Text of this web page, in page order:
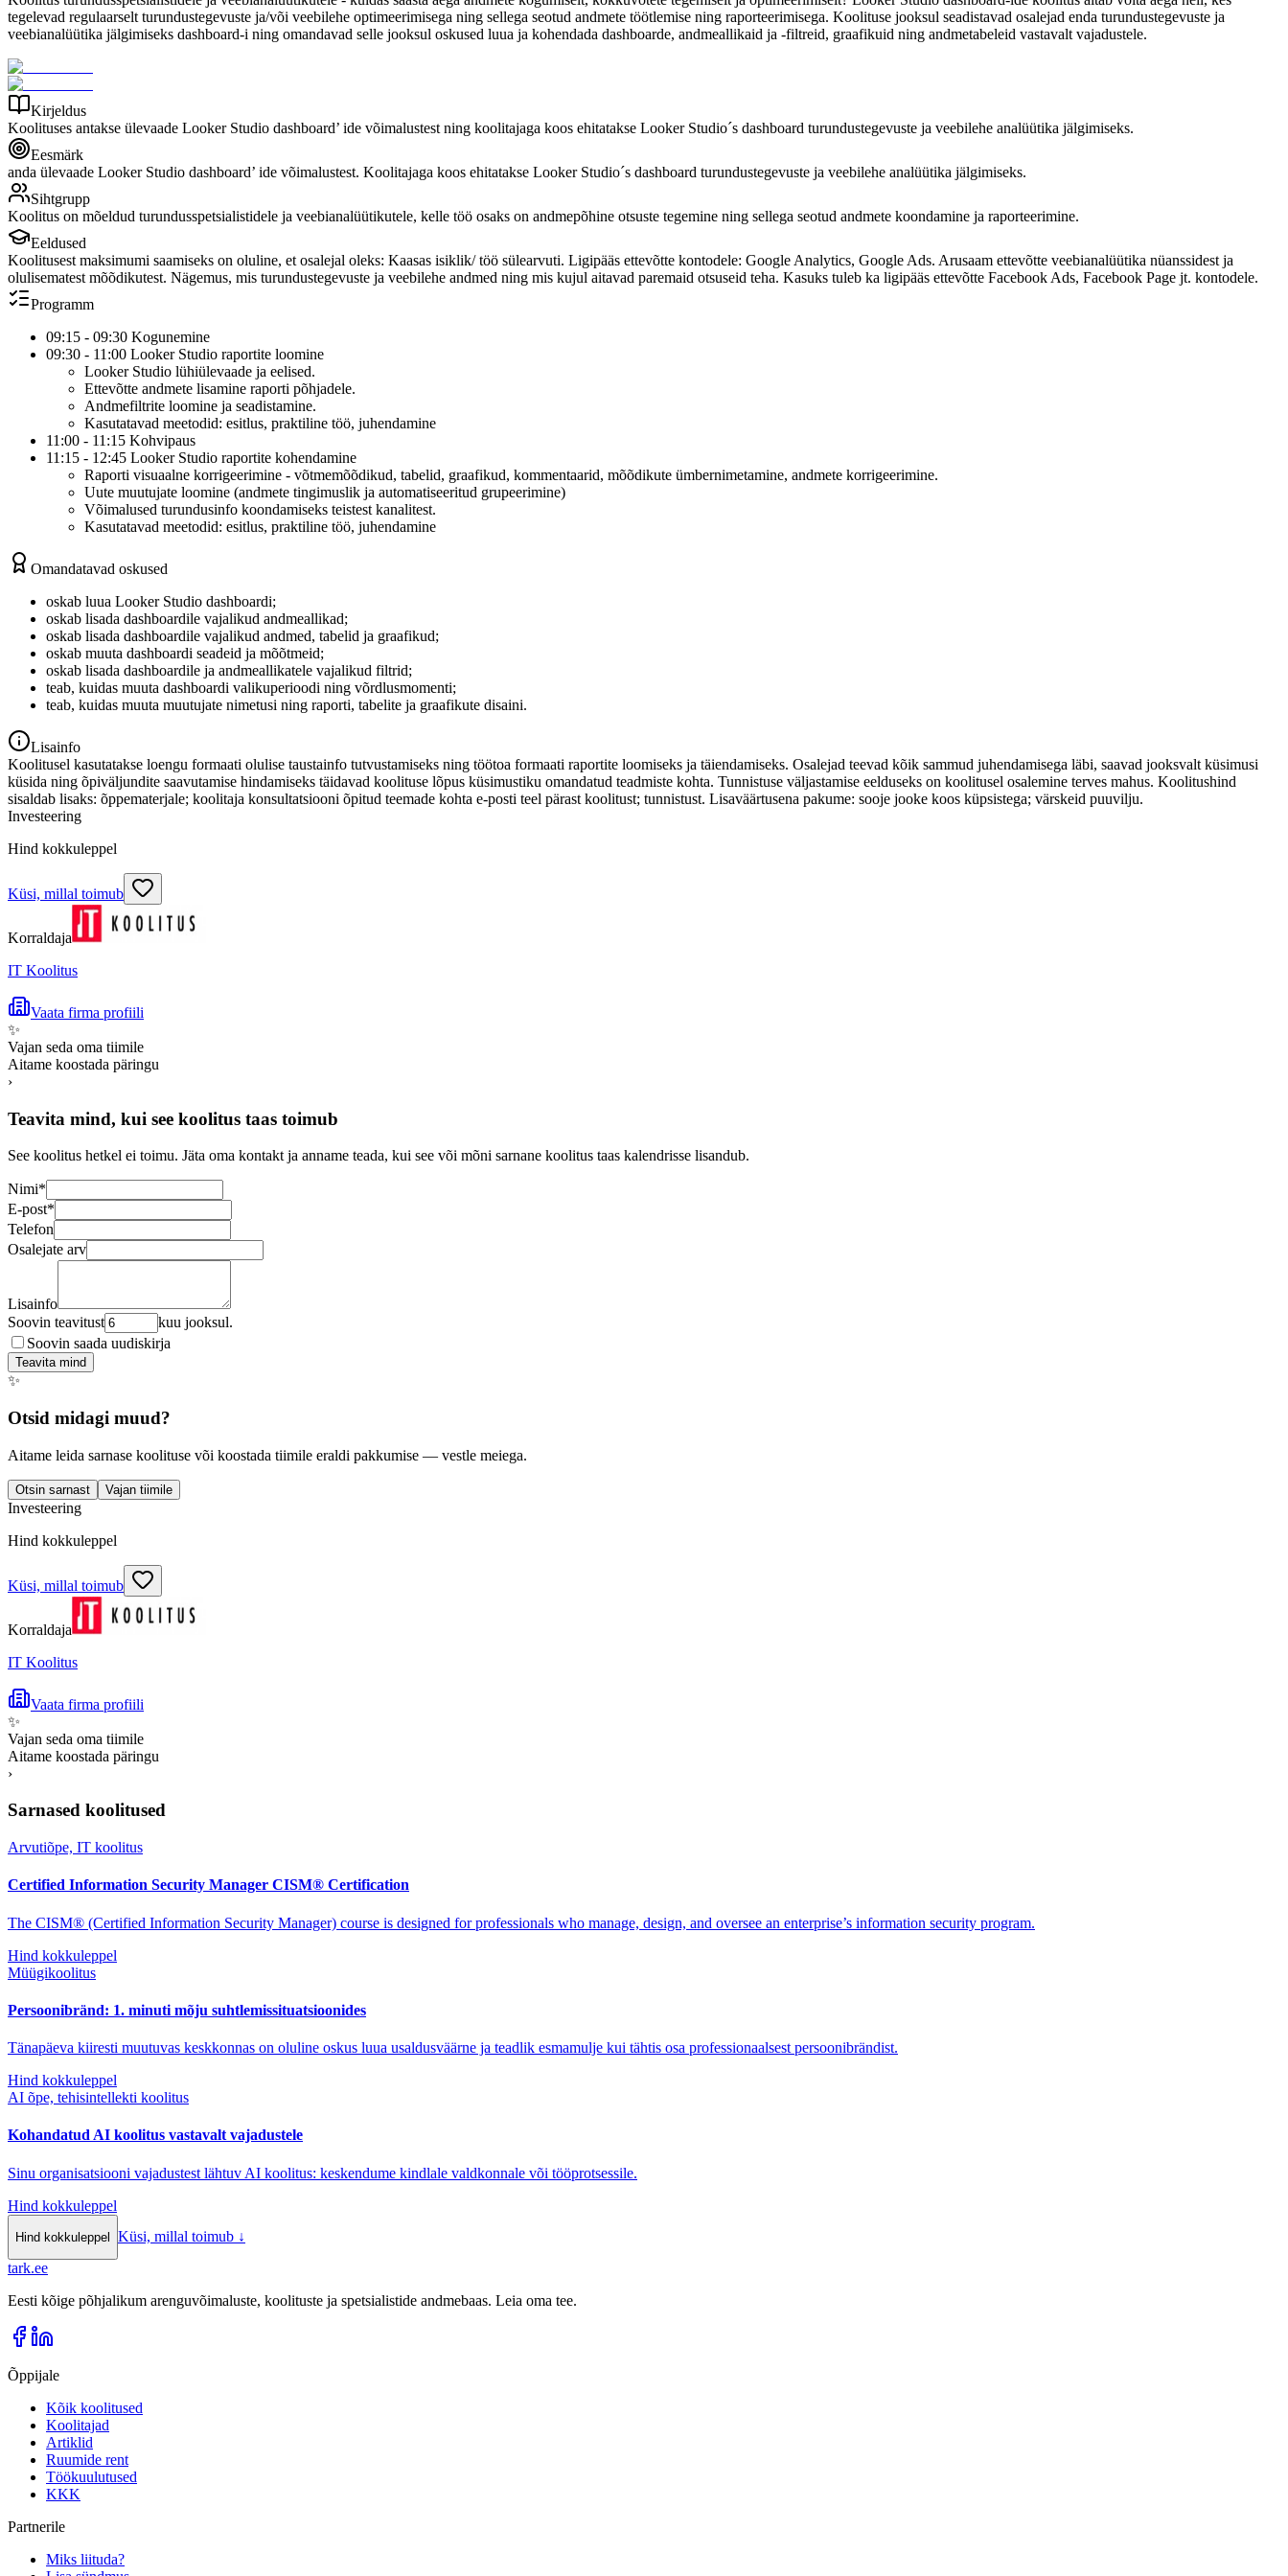
tegelevad regulaarselt turundustegevuste ja/või veebilehe optimeerimisega ning sellega seotud andmete töötlemise ning raporteerimisega. Koolituse jooksul seadistavad osalejad enda turundustegevuste ja
veebianalüütika jälgimiseks dashboard-i ning omandavad selle jooksul oskused luua ja kohendada dashboarde, andmeallikaid ja -filtreid, graafikuid ning andmetabeleid vastavalt vajadustele.
Kirjeldus
Koolituses antakse ülevaade Looker Studio dashboard’ ide võimalustest ning koolitajaga koos ehitatakse Looker Studio´s dashboard turundustegevuste ja veebilehe analüütika jälgimiseks.
Eesmärk
anda ülevaade Looker Studio dashboard’ ide võimalustest. Koolitajaga koos ehitatakse Looker Studio´s dashboard turundustegevuste ja veebilehe analüütika jälgimiseks.
Sihtgrupp
Koolitus on mõeldud turundusspetsialistidele ja veebianalüütikutele, kelle töö osaks on andmepõhine otsuste tegemine ning sellega seotud andmete koondamine ja raporteerimine.
Eeldused
Koolitusest maksimumi saamiseks on oluline, et osalejal oleks: Kaasas isiklik/ töö sülearvuti. Ligipääs ettevõtte kontodele: Google Analytics, Google Ads. Arusaam ettevõtte veebianalüütika nüanssidest ja
olulisematest mõõdikutest. Nägemus, mis turundustegevuste ja veebilehe andmed ning mis kujul aitavad paremaid otsuseid teha. Kasuks tuleb ka ligipääs ettevõtte Facebook Ads, Facebook Page jt. kontodele.
Programm
09:15 - 09:30 Kogunemine
09:30 - 11:00 Looker Studio raportite loomine
Looker Studio lühiülevaade ja eelised.
Ettevõtte andmete lisamine raporti põhjadele.
Andmefiltrite loomine ja seadistamine.
Kasutatavad meetodid: esitlus, praktiline töö, juhendamine
11:00 - 11:15 Kohvipaus
11:15 - 12:45 Looker Studio raportite kohendamine
Raporti visuaalne korrigeerimine - võtmemõõdikud, tabelid, graafikud, kommentaarid, mõõdikute ümbernimetamine, andmete korrigeerimine.
Uute muutujate loomine (andmete tingimuslik ja automatiseeritud grupeerimine)
Võimalused turundusinfo koondamiseks teistest kanalitest.
Kasutatavad meetodid: esitlus, praktiline töö, juhendamine
Omandatavad oskused
oskab luua Looker Studio dashboardi;
oskab lisada dashboardile vajalikud andmeallikad;
oskab lisada dashboardile vajalikud andmed, tabelid ja graafikud;
oskab muuta dashboardi seadeid ja mõõtmeid;
oskab lisada dashboardile ja andmeallikatele vajalikud filtrid;
teab, kuidas muuta dashboardi valikuperioodi ning võrdlusmomenti;
teab, kuidas muuta muutujate nimetusi ning raporti, tabelite ja graafikute disaini.
Lisainfo
Koolitusel kasutatakse loengu formaati olulise taustainfo tutvustamiseks ning töötoa formaati raportite loomiseks ja täiendamiseks. Osalejad teevad kõik sammud juhendamisega läbi, saavad jooksvalt küsimusi
küsida ning õpiväljundite saavutamise hindamiseks täidavad koolituse lõpus küsimustiku omandatud teadmiste kohta. Tunnistuse väljastamise eelduseks on koolitusel osalemine terves mahus. Koolitushind
sisaldab lisaks: õppematerjale; koolitaja konsultatsiooni õpitud teemade kohta e-posti teel pärast koolitust; tunnistust. Lisaväärtusena pakume: sooje jooke koos küpsistega; värskeid puuvilju.
Investeering
Hind kokkuleppel
Küsi, millal toimub
Korraldaja
IT Koolitus
Vaata firma profiili
✨
Vajan seda oma tiimile
Aitame koostada päringu
›
Teavita mind, kui see koolitus taas toimub
See koolitus hetkel ei toimu. Jäta oma kontakt ja anname teada, kui see või mõni sarnane koolitus taas kalendrisse lisandub.
Nimi*
E-post*
Telefon
Osalejate arv
Lisainfo
Soovin teavitust
kuu jooksul.
Soovin saada uudiskirja
Teavita mind
✨
Otsid midagi muud?
Aitame leida sarnase koolituse või koostada tiimile eraldi pakkumise — vestle meiega.
Otsin sarnast Vajan tiimile
Investeering
Hind kokkuleppel
Küsi, millal toimub
Korraldaja
IT Koolitus
Vaata firma profiili
✨
Vajan seda oma tiimile
Aitame koostada päringu
›
Sarnased koolitused
Arvutiõpe, IT koolitus
Certified Information Security Manager CISM® Certification
The CISM® (Certified Information Security Manager) course is designed for professionals who manage, design, and oversee an enterprise’s information security program.
Hind kokkuleppel
Müügikoolitus
Persoonibränd: 1. minuti mõju suhtlemissituatsioonides
Tänapäeva kiiresti muutuvas keskkonnas on oluline oskus luua usaldusväärne ja teadlik esmamulje kui tähtis osa professionaalsest persoonibrändist.
Hind kokkuleppel
AI õpe, tehisintellekti koolitus
Kohandatud AI koolitus vastavalt vajadustele
Sinu organisatsiooni vajadustest lähtuv AI koolitus: keskendume kindlale valdkonnale või tööprotsessile.
Hind kokkuleppel
Hind kokkuleppel Küsi, millal toimub ↓
tark.ee
Eesti kõige põhjalikum arenguvõimaluste, koolituste ja spetsialistide andmebaas. Leia oma tee.
Õppijale
Kõik koolitused
Koolitajad
Artiklid
Ruumide rent
Töökuulutused
KKK
Partnerile
Miks liituda?